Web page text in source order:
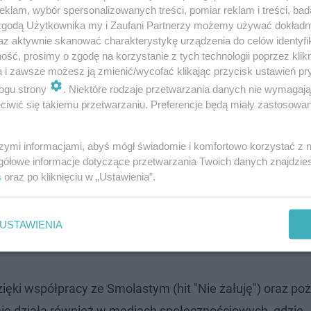
się Doda. Wokalistka wciąż pozostaje jedną z
blisko 207,2 mln zł. Piosenkarka od lat buduje swój
scenicznych. Jej wierni fani doceniają jej
współpracy ze Smolastym (hit "Nie żałuję") oraz
wybór spersonalizowanych treści, pomiar reklam i treści,
Użytkownika my i Zaufani Partnerzy możemy używać
aktywnie skanować charakterystykę urządzenia do celów
prosimy o zgodę na korzystanie z tych technologii poprzez
i zawsze możesz ją zmienić/wycofać klikając przycisk ustawień
strony
. Niektóre rodzaje przetwarzania danych nie
się takiemu przetwarzaniu. Preferencje będą miały
informacjami, abyś mógł świadomie i komfortowo korzystać z
informacje dotyczące przetwarzania Twoich danych
oraz po kliknięciu w „Ustawienia”.
USTAWIENIA